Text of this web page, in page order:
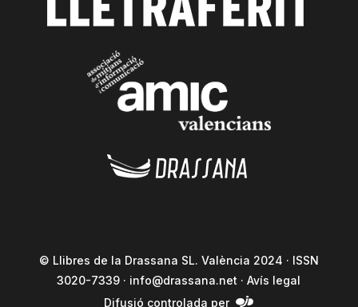
© Llibres de la Drassana SL. València 2024 · ISSN
3020-7339 · info@drassana.net ·Avís legal
Difusió controlada per